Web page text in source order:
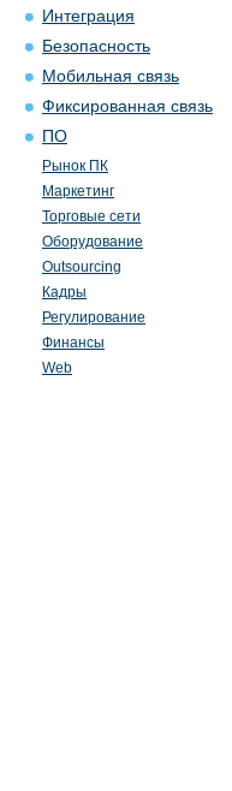
Интеграция
Безопасность
Мобильная связь
Фиксированная связь
ПО
Рынок ПК
Маркетинг
Торговые сети
Оборудование
Outsourcing
Кадры
Регулирование
Финансы
Web